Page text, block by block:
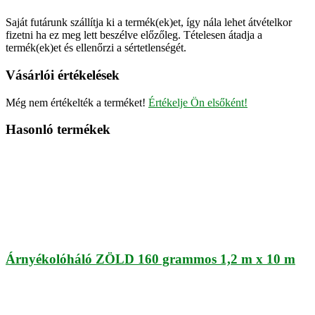
Saját futárunk szállítja ki a termék(ek)et, így nála lehet átvételkor
fizetni ha ez meg lett beszélve előzőleg. Tételesen átadja a
termék(ek)et és ellenőrzi a sértetlenségét.
Vásárlói értékelések
Még nem értékelték a terméket! Értékelje Ön elsőként!
Hasonló termékek
Árnyékolóháló ZÖLD 160 grammos 1,2 m x 10 m